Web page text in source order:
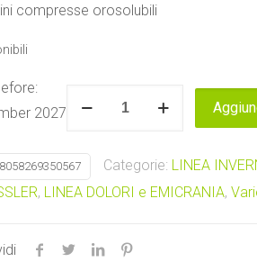
compresse orosolubili
2027
COMPLESSO
A
quantità
8058269350567 Categorie: LINEA
, LINEA DOLORI e EMICRANIA,